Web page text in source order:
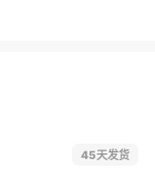
45天发货